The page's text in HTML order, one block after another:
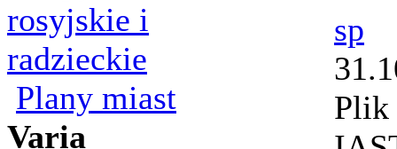
rosyjskie i
radzieckie
Plany miast
Varia
sp
Plik